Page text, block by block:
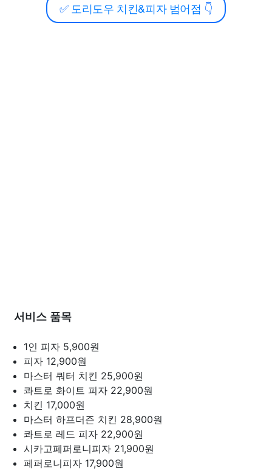
✅ 도리도우 치킨&피자 범어점 👇
서비스 품목
1인 피자 5,900원
피자 12,900원
마스터 쿼터 치킨 25,900원
콰트로 화이트 피자 22,900원
치킨 17,000원
마스터 하프더즌 치킨 28,900원
콰트로 레드 피자 22,900원
시카고페퍼로니피자 21,900원
페퍼로니피자 17,900원